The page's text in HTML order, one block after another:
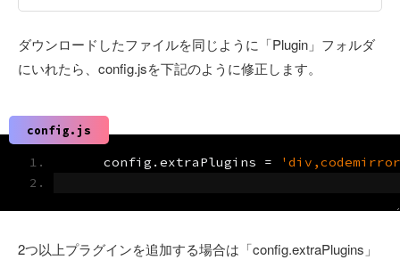
ダウンロードしたファイルを同じように「Plugin」フォルダ
にいれたら、config.jsを下記のように修正します。
config.js
    config
. extraPlugins =
2つ以上プラグインを追加する場合は「config.extraPlugins」